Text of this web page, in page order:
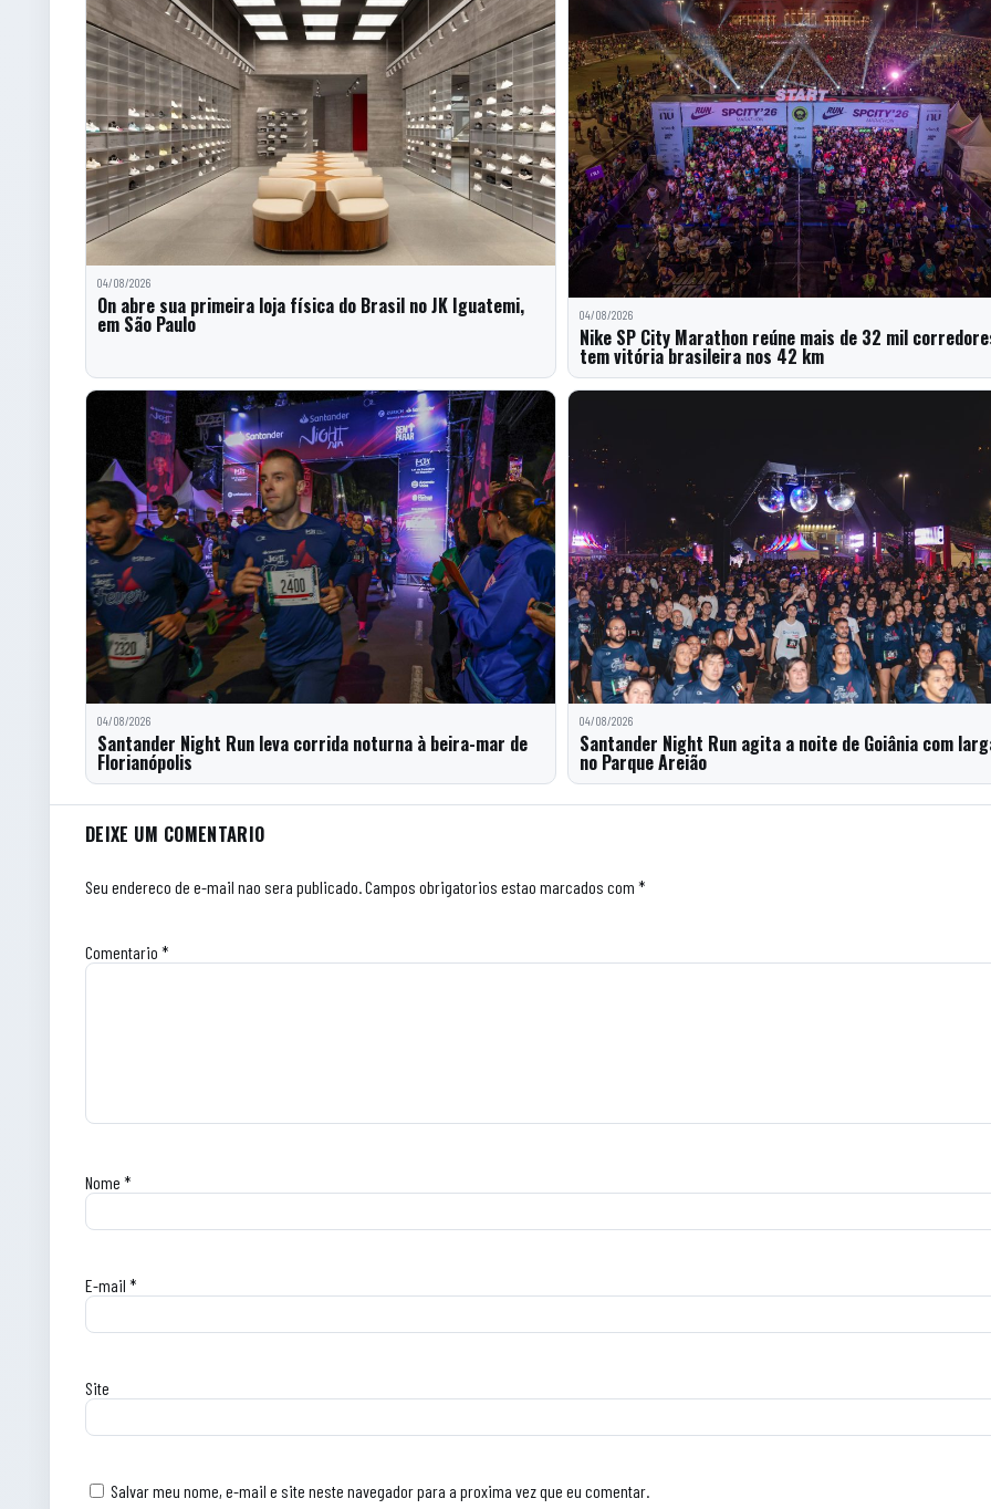
04/08/2026
On abre sua primeira loja física do Brasil no JK Iguatemi,
em São Paulo 04/08/2026
Nike SP City Marathon reúne mais de 32 mil
tem vitória brasileira nos 42 km
04/08/2026
Santander Night Run leva corrida noturna à beira-mar de
Florianópolis
04/08/2026
Santander Night Run agita a noite de Goiânia com
no Parque Areião
Comentarios do artigo
DEIXE UM COMENTARIO
Seu endereco de e-mail nao sera publicado. Campos obrigatorios estao marcados com *
Comentario *
Nome *
E-mail *
Site
Salvar meu nome, e-mail e site neste navegador para a proxima vez que eu comentar.